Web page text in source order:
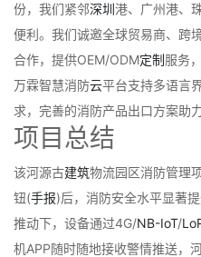
份，我们紧邻深圳港、广州港、
便利。我们诚邀全球贸易商、跨
合作，提供OEM/ODM定制服务
万霖智慧消防云平台支持多语言
求，完善的消防产品出口方案助
项目总结
该河源古建筑物流园区消防管理
钮(手报)后，消防安全水平显著
推动下，设备通过4G/NB-IoT/
机APP随时随地接收警情推送，